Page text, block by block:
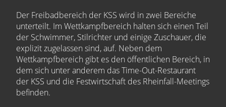
Der Freibadbereich der KSS wird in zwei Bereiche
unterteilt. Im Wettkampfbereich halten sich einen Teil
der Schwimmer, Stilrichter und einige Zuschauer, die
explizit zugelassen sind, auf. Neben dem
Wettkampfbereich gibt es den öffentlichen Bereich, in
dem sich unter anderem das Time-Out-Restaurant
der KSS und die Festwirtschaft des Rheinfall-Meetings
befinden.